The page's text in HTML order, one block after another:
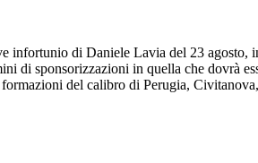
di Daniele Lavia del 23 agosto,
di sponsorizzazioni in quella che dovrà
del calibro di Perugia,